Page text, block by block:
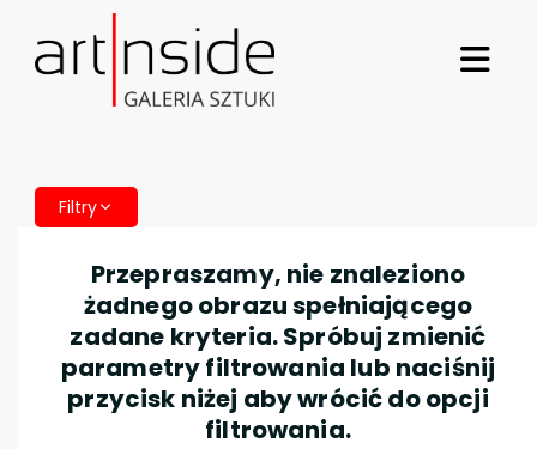
Filtry
Przepraszamy, nie znaleziono
żadnego obrazu spełniającego
zadane kryteria. Spróbuj zmienić
parametry filtrowania lub naciśnij
przycisk niżej aby wrócić do opcji
filtrowania.